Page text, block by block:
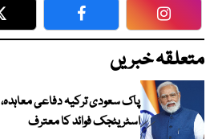
Twitter Facebook
متعلقہ خبریں
پاک سعودی ترکیہ دفاعی
اسٹریٹجک فوائد کا معترف